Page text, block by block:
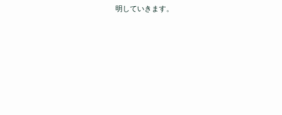
明していきます。